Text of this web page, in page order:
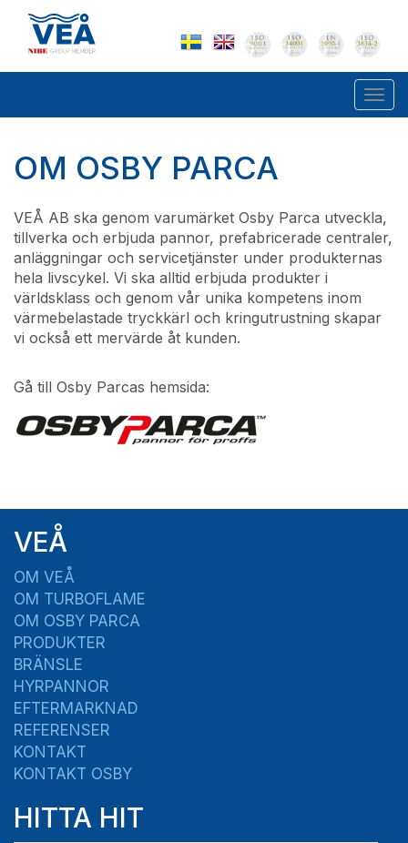
OM OSBY PARCA
VEÅ AB ska genom varumärket Osby Parca utveckla,
tillverka och erbjuda pannor, prefabricerade centraler,
anläggningar och servicetjänster under produkternas
hela livscykel. Vi ska alltid erbjuda produkter i
världsklass och genom vår unika kompetens inom
värmebelastade tryckkärl och kringutrustning skapar
vi också ett mervärde åt kunden.
Gå till Osby Parcas hemsida:
VEÅ
OM VEÅ
OM TURBOFLAME
OM OSBY PARCA
PRODUKTER
BRÄNSLE
HYRPANNOR
EFTERMARKNAD
REFERENSER
KONTAKT
KONTAKT OSBY
HITTA HIT